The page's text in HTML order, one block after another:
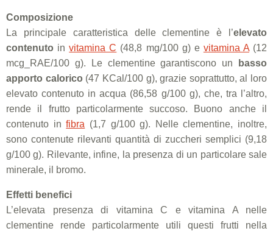
Composizione
La principale caratteristica delle clementine è l’elevato
contenuto invitamina C (48,8 mg/100 g) e vitamina A(12
mcg_RAE/100 g). Le clementine garantiscono un
basso
apporto calorico (47 KCal/100 g), grazie soprattutto, al loro
elevato contenuto in acqua (86,58 g/100 g), che, tra l’altro,
rende il frutto particolarmente succoso. Buono anche il
contenuto infibra (1,7 g/100 g). Nelle clementine, inoltre,
sono contenute rilevanti quantità di zuccheri semplici (9,18
g/100 g). Rilevante, infine, la presenza di un particolare sale
minerale, il bromo.
Effetti benefici
L’elevata presenza di vitamina C e vitamina A nelle
clementine rende particolarmente utili questi frutti nella